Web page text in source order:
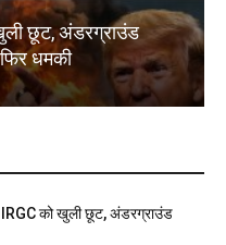
छूट, अंडरग्राउंड
फिर धमकी
को खुली छूट, अंडरग्राउंड